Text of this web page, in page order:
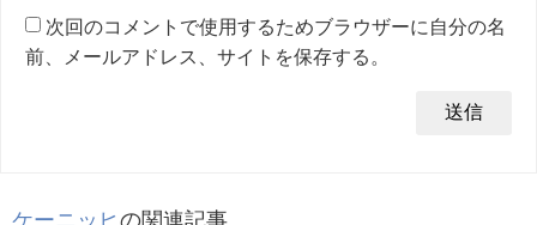
次回のコメントで使用するためブラウザーに自分の名
前、メールアドレス、サイトを保存する。
ケーニッヒ の関連記事